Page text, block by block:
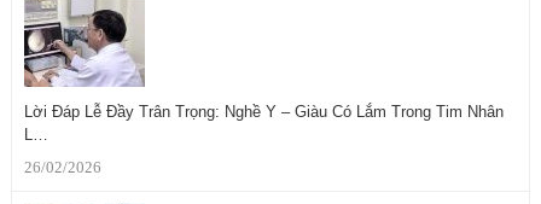
Lời Đáp Lễ Đầy Trân Trọng: Nghề Y – Giàu Có Lắm Trong Tim Nhân
26/02/2026